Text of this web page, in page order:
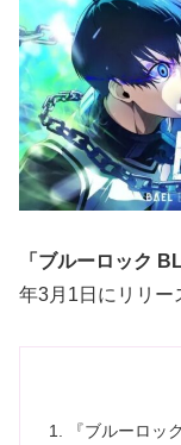
「 ブルーロック
年3月1日にリリー
『ブルーロッ